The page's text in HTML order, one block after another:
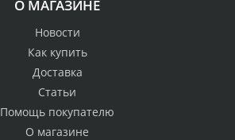
О МАГАЗИНЕ
Новости
Как купить
Доставка
Статьи
Помощь покупателю
О магазине